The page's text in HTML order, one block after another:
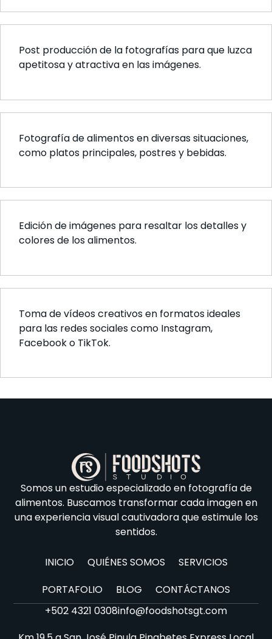
Post producción de la fotografías para que luzca
apetitosa y atractiva en las imágenes.
Fotografía de alimentos en diversas situaciones,
como platos principales, postres y bebidas.
Edición de imágenes para resaltar los detalles y
colores de los alimentos.
Toma de vídeos creativos en formatos ideales
para las redes sociales como Instagram,
Facebook o TikTok.
Somos un estudio especializado en fotografía de
alimentos. Buscamos transformar cada imagen en
una experiencia visual cautivadora que estimule los
sentidos.
INICIO QUIÉNES SOMOS
SERVICIOS
PORTAFOLIO
BLOG
CONTÁCTANOS
+502 4321 0308info@foodshotsgt.com